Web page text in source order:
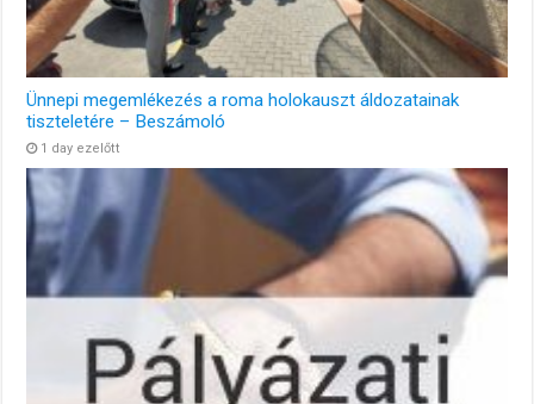
Ünnepi megemlékezés a roma holokauszt áldozatainak
tiszteletére – Beszámoló
1 day ezelőtt